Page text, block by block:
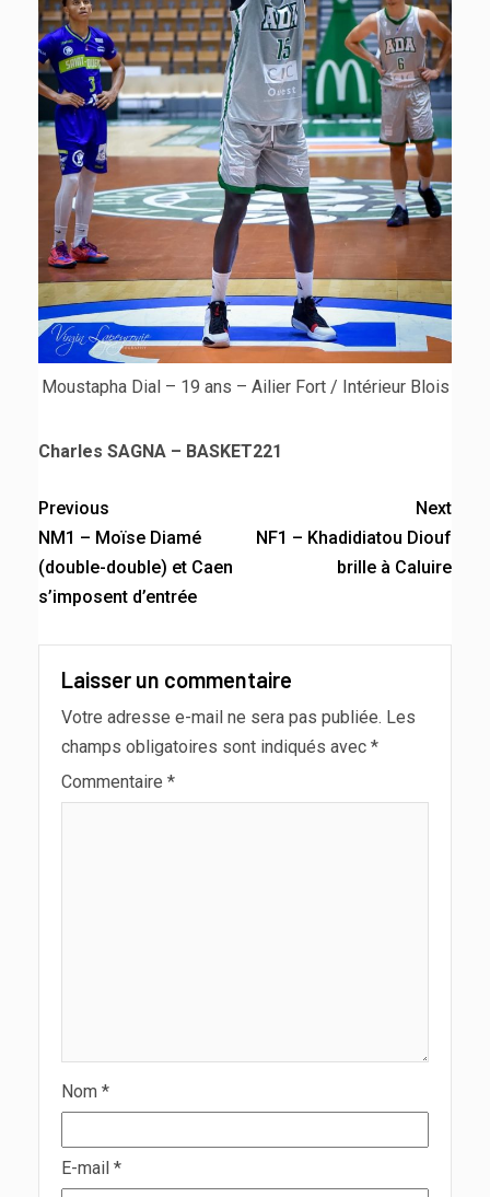
Moustapha Dial – 19 ans – Ailier Fort / Intérieur Blois
Charles SAGNA – BASKET221
Previous
NM1 – Moïse Diamé
(double-double) et Caen
s’imposent d’entrée
Next
NF1 – Khadidiatou Diouf
brille à Caluire
Laisser un commentaire
Votre adresse e-mail ne sera pas publiée. Les
champs obligatoires sont indiqués avec *
Commentaire *
Nom *
E-mail *